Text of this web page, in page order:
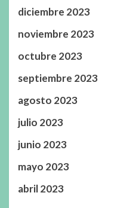
diciembre 2023
noviembre 2023
octubre 2023
septiembre 2023
agosto 2023
julio 2023
junio 2023
mayo 2023
abril 2023